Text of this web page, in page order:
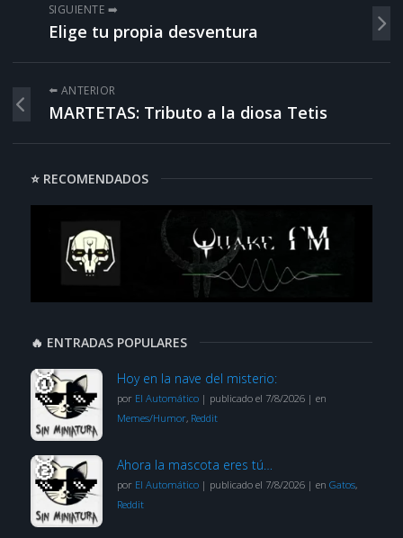
SIGUIENTE ➡️
Elige tu propia desventura
⬅️ ANTERIOR
MARTETAS: Tributo a la diosa Tetis
⭐ RECOMENDADOS
🔥 ENTRADAS POPULARES
Hoy en la nave del misterio:
por El Automático| publicado el 7/8/2026| en
Memes/Humor, Reddit
Ahora la mascota eres tú…
por El Automático| publicado el 7/8/2026| en Gatos,
Reddit